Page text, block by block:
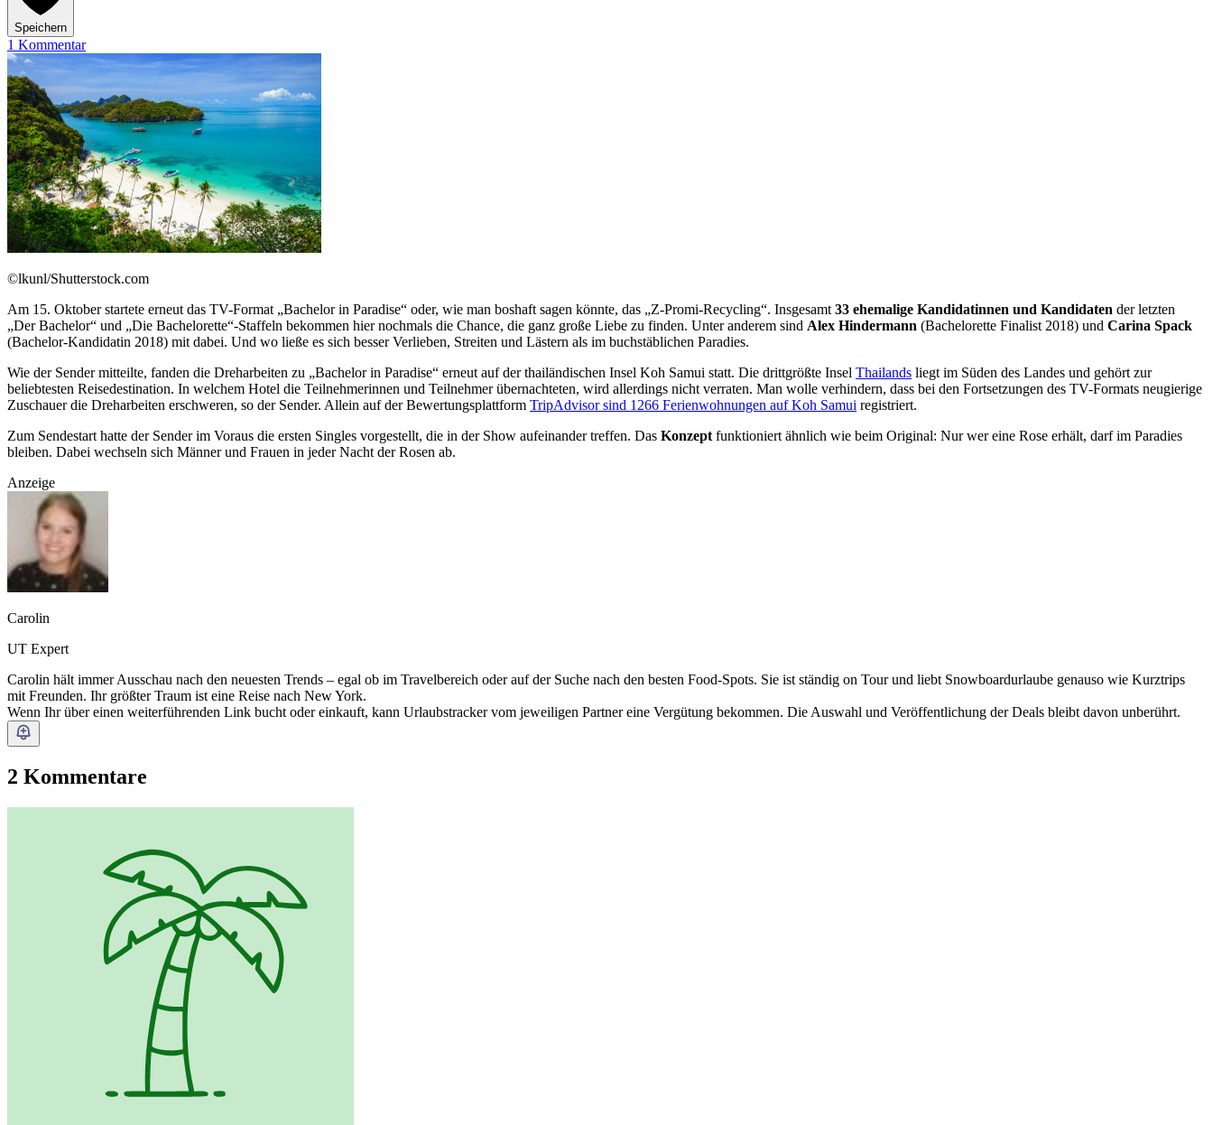
Speichern
1 Kommentar
©lkunl/Shutterstock.com
Am 15. Oktober startete erneut das TV-Format „Bachelor in Paradise“ oder, wie man boshaft sagen könnte, das „Z-Promi-Recycling“. Insgesamt 33 ehemalige Kandidatinnen und Kandidaten der letzten
„Der Bachelor“ und „Die Bachelorette“-Staffeln bekommen hier nochmals die Chance, die ganz große Liebe zu finden. Unter anderem sind Alex Hindermann (Bachelorette Finalist 2018) und Carina Spack
(Bachelor-Kandidatin 2018) mit dabei. Und wo ließe es sich besser Verlieben, Streiten und Lästern als im buchstäblichen Paradies.
Wie der Sender mitteilte, fanden die Dreharbeiten zu „Bachelor in Paradise“ erneut auf der thailändischen Insel Koh Samui statt. Die drittgrößte Insel Thailands liegt im Süden des Landes und gehört zur
beliebtesten Reisedestination. In welchem Hotel die Teilnehmerinnen und Teilnehmer übernachteten, wird allerdings nicht verraten. Man wolle verhindern, dass bei den Fortsetzungen des TV-Formats neugierige
Zuschauer die Dreharbeiten erschweren, so der Sender. Allein auf der Bewertungsplattform TripAdvisor sind 1266 Ferienwohnungen auf Koh Samui registriert.
Zum Sendestart hatte der Sender im Voraus die ersten Singles vorgestellt, die in der Show aufeinander treffen. Das Konzept funktioniert ähnlich wie beim Original: Nur wer eine Rose erhält, darf im Paradies
bleiben. Dabei wechseln sich Männer und Frauen in jeder Nacht der Rosen ab.
Anzeige
Carolin
UT Expert
Carolin hält immer Ausschau nach den neuesten Trends – egal ob im Travelbereich oder auf der Suche nach den besten Food-Spots. Sie ist ständig on Tour und liebt Snowboardurlaube genauso wie Kurztrips
mit Freunden. Ihr größter Traum ist eine Reise nach New York.
Wenn Ihr über einen weiterführenden Link bucht oder einkauft, kann Urlaubstracker vom jeweiligen Partner eine Vergütung bekommen. Die Auswahl und Veröffentlichung der Deals bleibt davon unberührt.
2 Kommentare